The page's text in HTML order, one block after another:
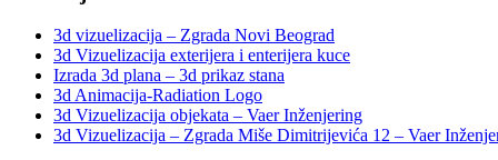
3d vizuelizacija – Zgrada Novi Beograd
3d Vizuelizacija exterijera i enterijera kuce
Izrada 3d plana – 3d prikaz stana
3d Animacija-Radiation Logo
3d Vizuelizacija objekata – Vaer Inženjering
3d Vizuelizacija – Zgrada Miše Dimitrijevića 12 – Vaer